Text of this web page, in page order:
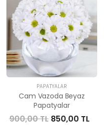
PAPATYALAR
Cam Vazoda Beyaz
Papatyalar
900,00 TL 850,00 TL